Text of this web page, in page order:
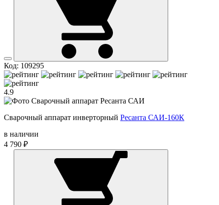
Код: 109295
4.9
Сварочный аппарат инверторный Ресанта САИ-160К
в наличии
4 790 ₽